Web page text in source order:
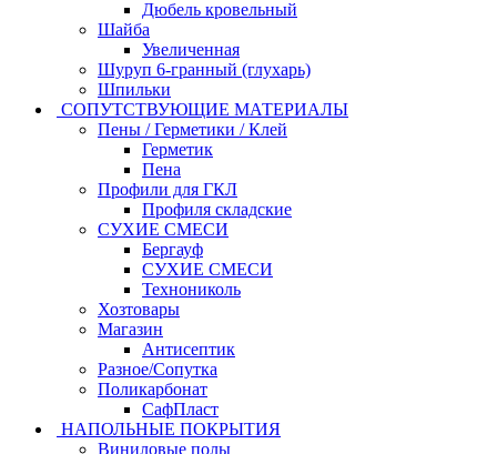
Дюбель кровельный
Шайба
Увеличенная
Шуруп 6-гранный (глухарь)
Шпильки
СОПУТСТВУЮЩИЕ МАТЕРИАЛЫ
Пены / Герметики / Клей
Герметик
Пена
Профили для ГКЛ
Профиля складские
СУХИЕ СМЕСИ
Бергауф
СУХИЕ СМЕСИ
Технониколь
Хозтовары
Магазин
Антисептик
Разное/Сопутка
Поликарбонат
СафПласт
НАПОЛЬНЫЕ ПОКРЫТИЯ
Виниловые полы